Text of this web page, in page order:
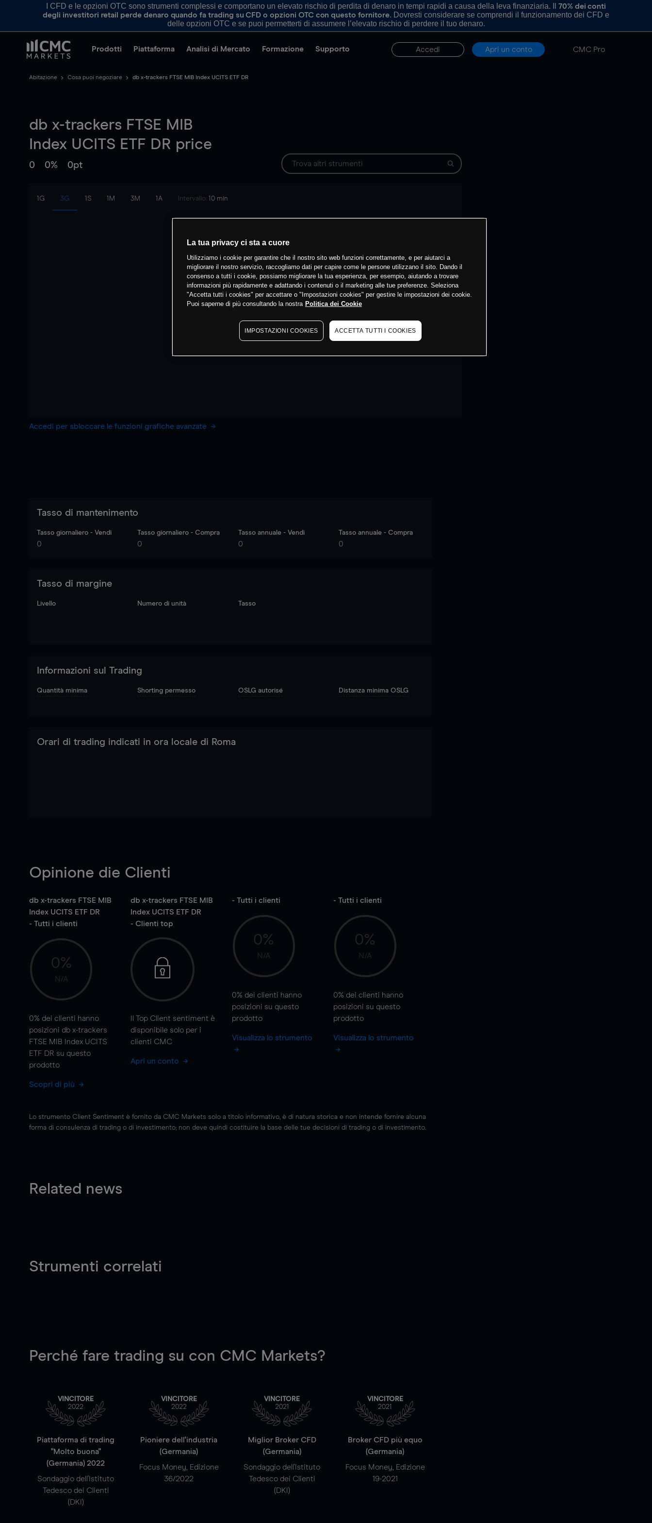
I CFD e le opzioni OTC sono strumenti complessi e comportano un elevato rischio di perdita di denaro in tempi rapidi a causa della leva finanziaria. Il 70% dei conti
degli investitori retail perde denaro quando fa trading su CFD o opzioni OTC con questo fornitore. Dovresti considerare se comprendi il funzionamento dei CFD e
delle opzioni OTC e se puoi permetterti di assumere l’elevato rischio di perdere il tuo denaro.
Prodotti Piattaforma Analisi di Mercato Formazione Supporto Accedi Apri un conto CMC Pro
Abitazione Cosa puoi negoziare db x-trackers FTSE MIB Index UCITS ETF DR
db x-trackers FTSE MIB
Index UCITS ETF DR price
0 0% 0pt
1G 3G 1S 1M 3M 1A Intervallo: 10 min
Accedi per sbloccare le funzioni grafiche avanzate
Tasso di mantenimento
Tasso giornaliero - Vendi
0
Tasso giornaliero - Compra
0
Tasso annuale - Vendi
0
Tasso annuale - Compra
0
Tasso di margine
Livello Numero di unità Tasso
Informazioni sul Trading
Quantità minima Shorting permesso OSLG autorisé Distanza minima OSLG
Orari di trading indicati in ora locale di Roma
Opinione die Clienti
db x-trackers FTSE MIB
Index UCITS ETF DR
- Tutti i clienti
0%
N/A
0% dei clienti hanno
posizioni db x-trackers
FTSE MIB Index UCITS
ETF DR su questo
prodotto
Scopri di più
db x-trackers FTSE MIB
Index UCITS ETF DR
- Clienti top
Il Top Client sentiment è
disponibile solo per i
clienti CMC
Apri un conto
- Tutti i clienti
0%
N/A
0% dei clienti hanno
posizioni su questo
prodotto
Visualizza lo strumento
- Tutti i clienti
0%
N/A
0% dei clienti hanno
posizioni su questo
prodotto
Visualizza lo strumento
Lo strumento Client Sentiment è fornito da CMC Markets solo a titolo informativo, è di natura storica e non intende fornire alcuna
forma di consulenza di trading o di investimento; non deve quindi costituire la base delle tue decisioni di trading o di investimento.
Related news
Strumenti correlati
Perché fare trading su con CMC Markets?
VINCITORE
2022
Piattaforma di trading
"Molto buona"
(Germania) 2022
Sondaggio dell'Istituto
Tedesco dei Clienti
(DKI)
VINCITORE
2022
Pioniere dell'industria
(Germania)
Focus Money, Edizione
36/2022
VINCITORE
2021
Miglior Broker CFD
(Germania)
Sondaggio dell'Istituto
Tedesco dei Clienti
(DKI)
VINCITORE
2021
Broker CFD più equo
(Germania)
Focus Money, Edizione
19-2021
La tua privacy ci sta a cuore
Utilizziamo i cookie per garantire che il nostro sito web funzioni correttamente, e per aiutarci a
migliorare il nostro servizio, raccogliamo dati per capire come le persone utilizzano il sito. Dando il
consenso a tutti i cookie, possiamo migliorare la tua esperienza, per esempio, aiutando a trovare
informazioni più rapidamente e adattando i contenuti o il marketing alle tue preferenze. Seleziona
"Accetta tutti i cookies" per accettare o "Impostazioni cookies" per gestire le impostazioni dei cookie.
Puoi saperne di più consultando la nostra Politica dei Cookie
IMPOSTAZIONI COOKIES ACCETTA TUTTI I COOKIES